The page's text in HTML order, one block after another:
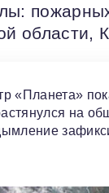
области,
«Планета»
на